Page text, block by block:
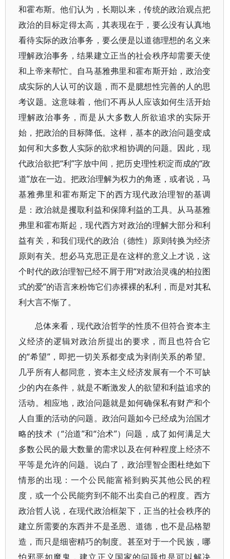
和霍布斯。他们认为，长期以来，传统的政治观点把
政治的目标定得太高，其表现在于，要么没有认真地
看待实际的政治事务，要么便是以道德理想的名义来
理解政治事务，结果建立正当的社会秩序却需要天使
和上帝来帮忙。自马基雅弗里和霍布斯开始，政治变
成实际的人认可的议题，而不是臆想性完善的人的思
考议题。这意味着，他们不再从人应该如何生活开始
理解政治事务，而是从大多数人所欲追求的实际开
始，把政治的目标降低。这样，基本的政治问题变成
如何和大多数人实际的欲求相协调的问题。因此，现
代政治欲把“利”字放中间，把历史理性积淀而成的“政
道”放在一边。把政治理解为权力的角逐，或者说，马
基雅弗里和霍布斯定下的西方现代政治理智的基调
是：政治就是攫取利益和保障利益的工具。从马基雅
弗里和霍布斯起，现代西方对政治的理解大部分和利
益有关，和我们现代的政治（德性）原则转换为经济
原则有关。想必马克思正是在这样的意义上才说，这
个时代的政治理智已经不屑于用“对政治灵魂的柏拉图
式的爱”的语言来粉饰它们赤裸裸的私利，而是对其私
利大言不惭了。
总体来看，现代政治哲学的性质不但符合资本主
义经济的逻辑对政治所提出的要求，而且也符合它
的“希望”，即把一切关系都变成为剥削关系的希望。
几乎所有人都同意，资本主义经济发展有一个不可缺
少的内在条件，就是不断激发人的欲望和利益追求的
活动。相应地，政治问题就是如何确保私有财产和个
人自重的活动的问题。政治问题如今已经成为治国才
略的技术（“治道”和“治术”）问题，成了如何满足大
多数公民的最大数量的需求以及在何种程度上经济不
平等是允许的问题。说白了，政治理智企图杜绝如下
情形的出现：一个公民能富裕到购买其他公民的程
度，或一个公民能穷到不能不出卖自己的程度。西方
政治哲人说，在现代政治框架下，正当的社会秩序的
建立所需要的东西并不是圣恩、道德，也不是品格塑
造，而只是细密精巧的制度。甚至对于一个民族，哪